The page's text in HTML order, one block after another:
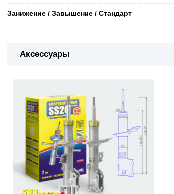
Занижение / Завышение / Стандарт
Аксессуары